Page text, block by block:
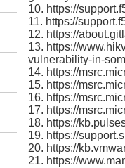
10. https://
11. https://
12. https://
13. https://
vulnerability-in-
14. https://
15. https://
16. https://
17. https://
18. https://
19. https://
20. https://
21. https://